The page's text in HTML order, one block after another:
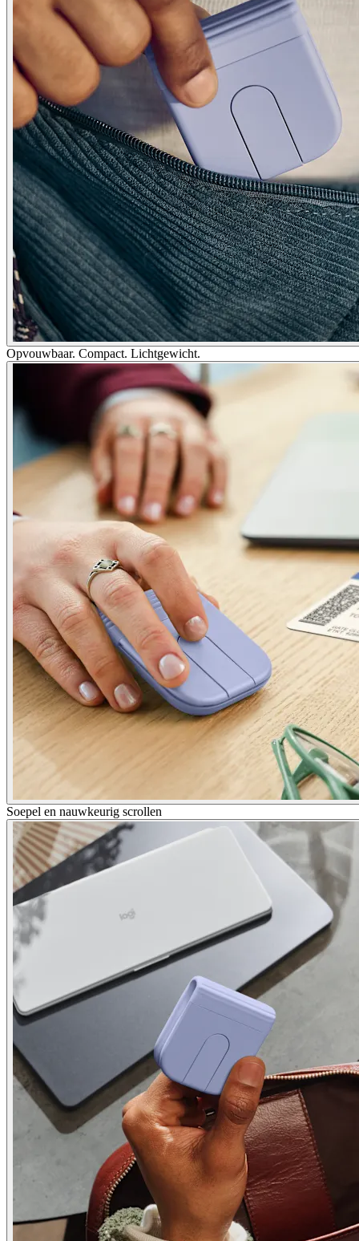
Opvouwbaar. Compact. Lichtgewicht.
Soepel en nauwkeurig scrollen